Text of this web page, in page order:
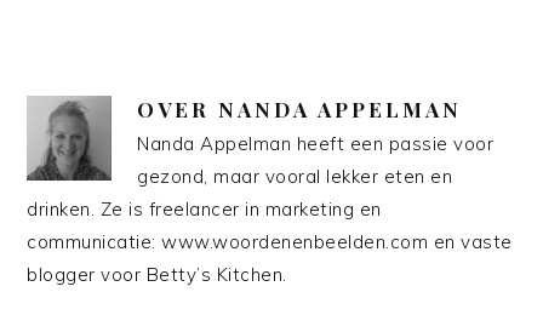
OVER NANDA APPELMAN
Nanda Appelman heeft een passie voor
gezond, maar vooral lekker eten en
drinken. Ze is freelancer in marketing en
communicatie: www.woordenenbeelden.com en vaste
blogger voor Betty’s Kitchen.